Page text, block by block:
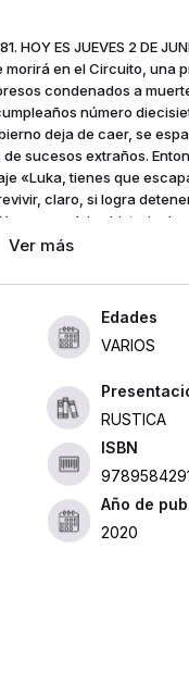
HOY ES JUEVES 2 DE
morirá en el Circuito, una
condenados a
número
deja de caer, se
sucesos extraños.
«Luka, tienes que
claro, si logra
compulsiva historia
más allá de los muros de
Edades
VARIOS
RUSTICA
ISBN
Año de
2020